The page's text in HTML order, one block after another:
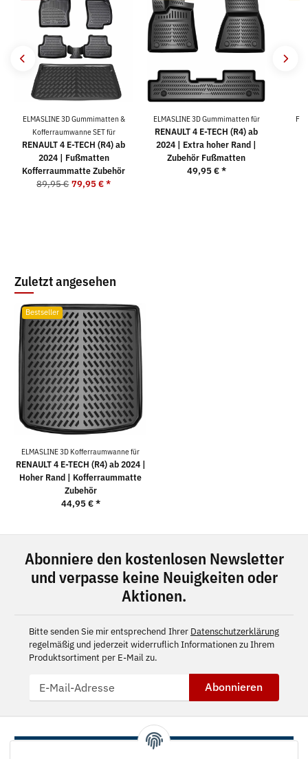
ELMASLINE 3D Gummimatten &
Kofferraumwanne SET für
RENAULT 4 E-TECH (R4) ab
2024 | Fußmatten
Kofferraummatte Zubehör
89,95 € 79,95 €*
ELMASLINE 3D Gummimatten für
RENAULT 4 E-TECH (R4) ab
2024 | Extra hoher Rand |
Zubehör Fußmatten
49,95 €*
Zuletzt angesehen
Bestseller
ELMASLINE 3D Kofferraumwanne für
RENAULT 4 E-TECH (R4) ab 2024 |
Hoher Rand | Kofferraummatte
Zubehör
44,95 €*
Abonniere den kostenlosen Newsletter
und verpasse keine Neuigkeiten oder
Aktionen.
Bitte senden Sie mir entsprechend Ihrer Datenschutzerklärung
regelmäßig und jederzeit widerruflich Informationen zu Ihrem
Produktsortiment per E-Mail zu.
Abonnieren